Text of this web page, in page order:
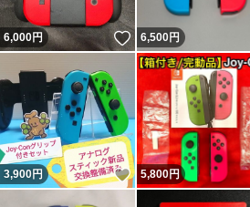
6,000円 いいね！
6,500円
3,900円 いいね！
5,800円